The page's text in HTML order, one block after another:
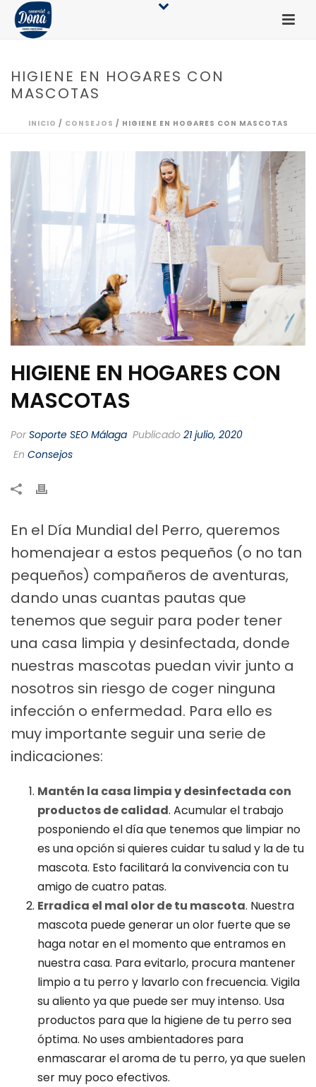
HIGIENE EN HOGARES CON
MASCOTAS
INICIO / CONSEJOS / HIGIENE EN HOGARES CON MASCOTAS
HIGIENE EN HOGARES CON
MASCOTAS
PorSoporte SEO Málaga Publicado 21 julio, 2020
En Consejos
En el Día Mundial del Perro, queremos
homenajear a estos pequeños (o no tan
pequeños) compañeros de aventuras,
dando unas cuantas pautas que
tenemos que seguir para poder tener
una casa limpia y desinfectada, donde
nuestras mascotas puedan vivir junto a
nosotros sin riesgo de coger ninguna
infección o enfermedad. Para ello es
muy importante seguir una serie de
indicaciones:
Mantén la casa limpia y desinfectada con
productos de calidad. Acumular el trabajo
posponiendo el día que tenemos que limpiar no
es una opción si quieres cuidar tu salud y la de tu
mascota. Esto facilitará la convivencia con tu
amigo de cuatro patas.
Erradica el mal olor de tu mascota. Nuestra
mascota puede generar un olor fuerte que se
haga notar en el momento que entramos en
nuestra casa. Para evitarlo, procura mantener
limpio a tu perro y lavarlo con frecuencia. Vigila
su aliento ya que puede ser muy intenso. Usa
productos para que la higiene de tu perro sea
óptima. No uses ambientadores para
enmascarar el aroma de tu perro, ya que suelen
ser muy poco efectivos.